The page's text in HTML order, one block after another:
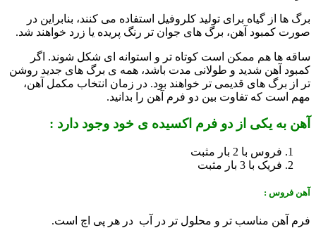
برگ ها از گیاه برای تولید کلروفیل استفاده می کنند، بنابراین در
صورت کمبود آهن، برگ های جوان تر رنگ پریده یا زرد خواهند شد.
ساقه ها هم ممکن است کوتاه تر و استوانه ای شکل شوند. اگر
کمبود آهن شدید و طولانی مدت باشد، همه ی برگ های جدید روشن
تر از برگ های قدیمی تر خواهند بود. در زمان انتخاب مکمل آهن،
مهم است که تفاوت بین دو فرم آهن را بدانید.
آهن به یکی از دو فرم اکسیده ی خود وجود دارد :
فروس با 2 بار مثبت
فریک با 3 بار مثبت
آهن فروس :
فرم آهن مناسب تر و محلول تر در آب در هر پی اچ است.